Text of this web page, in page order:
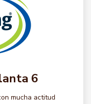
6
mucha actitud